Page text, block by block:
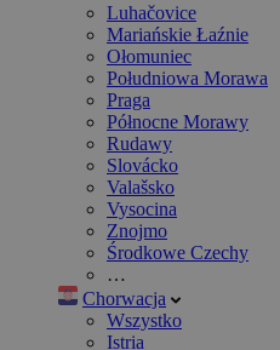
Luhačovice
Mariańskie Łaźnie
Ołomuniec
Południowa Morawa
Praga
Północne Morawy
Rudawy
Slovácko
Valašsko
Vysocina
Znojmo
Środkowe Czechy
…
Chorwacja
Wszystko
Istria